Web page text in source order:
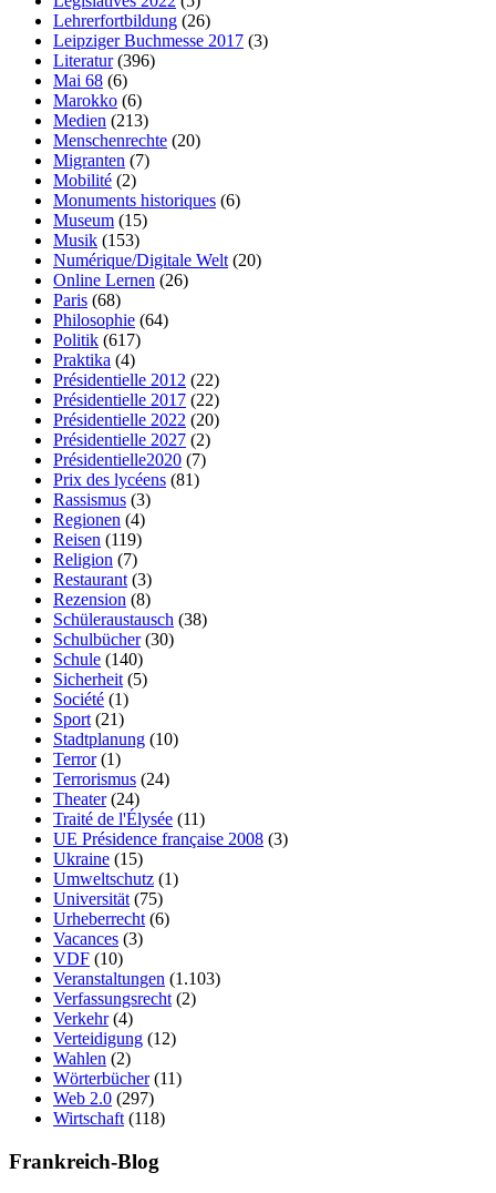
Lehrerfortbildung (26)
Leipziger Buchmesse 2017 (3)
Literatur(396)
Mai 68 (6)
Marokko (6)
Medien (213)
Menschenrechte (20)
Migranten (7)
Mobilité (2)
Monuments historiques (6)
Museum (15)
Musik (153)
Numérique/Digitale Welt (20)
Online Lernen (26)
Paris (68)
Philosophie (64)
Politik (617)
Praktika (4)
Présidentielle 2012 (22)
Présidentielle 2017 (22)
Présidentielle 2022 (20)
Présidentielle 2027 (2)
Présidentielle2020 (7)
Prix des lycéens (81)
Rassismus (3)
Regionen (4)
Reisen (119)
Religion (7)
Restaurant (3)
Rezension (8)
Schüleraustausch (38)
Schulbücher(30)
Schule (140)
Sicherheit (5)
Société (1)
Sport (21)
Stadtplanung (10)
Terror(1)
Terrorismus (24)
Theater(24)
Traité de l'Élysée (11)
UE Présidence française 2008 (3)
Ukraine (15)
Umweltschutz (1)
Universität (75)
Urheberrecht (6)
Vacances (3)
VDF (10)
Veranstaltungen (1.103)
Verfassungsrecht (2)
Verkehr(4)
Verteidigung (12)
Wahlen (2)
Wörterbücher(11)
Web 2.0 (297)
Wirtschaft (118)
Frankreich-Blog